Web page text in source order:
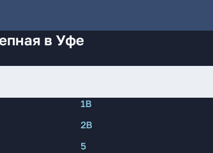
в Уфе
1В
2В
5